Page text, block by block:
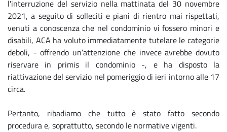
l'interruzione del servizio nella mattinata del 30 novembre
2021, a seguito di solleciti e piani di rientro mai rispettati,
venuti a conoscenza che nel condominio vi fossero minori e
disabili, ACA ha voluto immediatamente tutelare le categorie
deboli, - offrendo un’attenzione che invece avrebbe dovuto
riservare in primis il condominio -, e ha disposto la
riattivazione del servizio nel pomeriggio di ieri intorno alle 17
circa.
Pertanto, ribadiamo che tutto è stato fatto secondo
procedura e, soprattutto, secondo le normative vigenti.